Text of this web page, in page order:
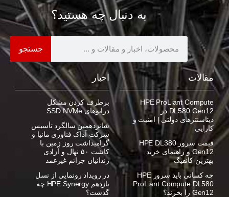
به دنبال چه هستید؟
جستجو
مقالات
HPE ProLiant Compute
DL580 Gen12 در
دیتاسنترهای دولتی | امنیت و
کارایی
قیمت سرور HPE DL380
Gen12 و راهنمای خرید
بهترین کانفیگ
چه کسانی باید سرور HPE
ProLiant Compute DL580
Gen12 را بخرند؟
اخبار
برطرف کردن مشکل
درایوهای SSD NVMe
شانزدهمین سالگرد تأسیس
شرکت آداک فناوری مانیا و
گرامیداشت روز زمین با
کاشت ۵۰ نهال و آزادی
زندانیان جرائم غیرعمد
در رویداد رونمایی از نسل
یازدهم HPE Synergy چه
گذشت؟